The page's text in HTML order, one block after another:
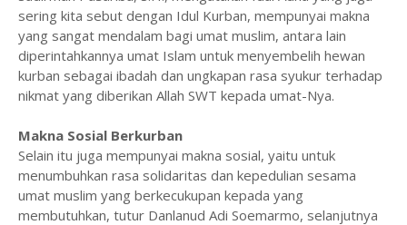
sering kita sebut dengan Idul Kurban, mempunyai makna
yang sangat mendalam bagi umat muslim, antara lain
diperintahkannya umat Islam untuk menyembelih hewan
kurban sebagai ibadah dan ungkapan rasa syukur terhadap
nikmat yang diberikan Allah SWT kepada umat-Nya.
Makna Sosial Berkurban
Selain itu juga mempunyai makna sosial, yaitu untuk
menumbuhkan rasa solidaritas dan kepedulian sesama
umat muslim yang berkecukupan kepada yang
membutuhkan, tutur Danlanud Adi Soemarmo, selanjutnya